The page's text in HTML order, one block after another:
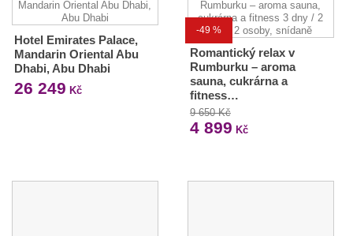
Hotel Emirates Palace,
Mandarin Oriental Abu
Dhabi, Abu Dhabi
26 249 Kč
-49 %
Romantický relax v
Rumburku – aroma
sauna, cukrárna a
fitness…
9 650 Kč
4 899 Kč